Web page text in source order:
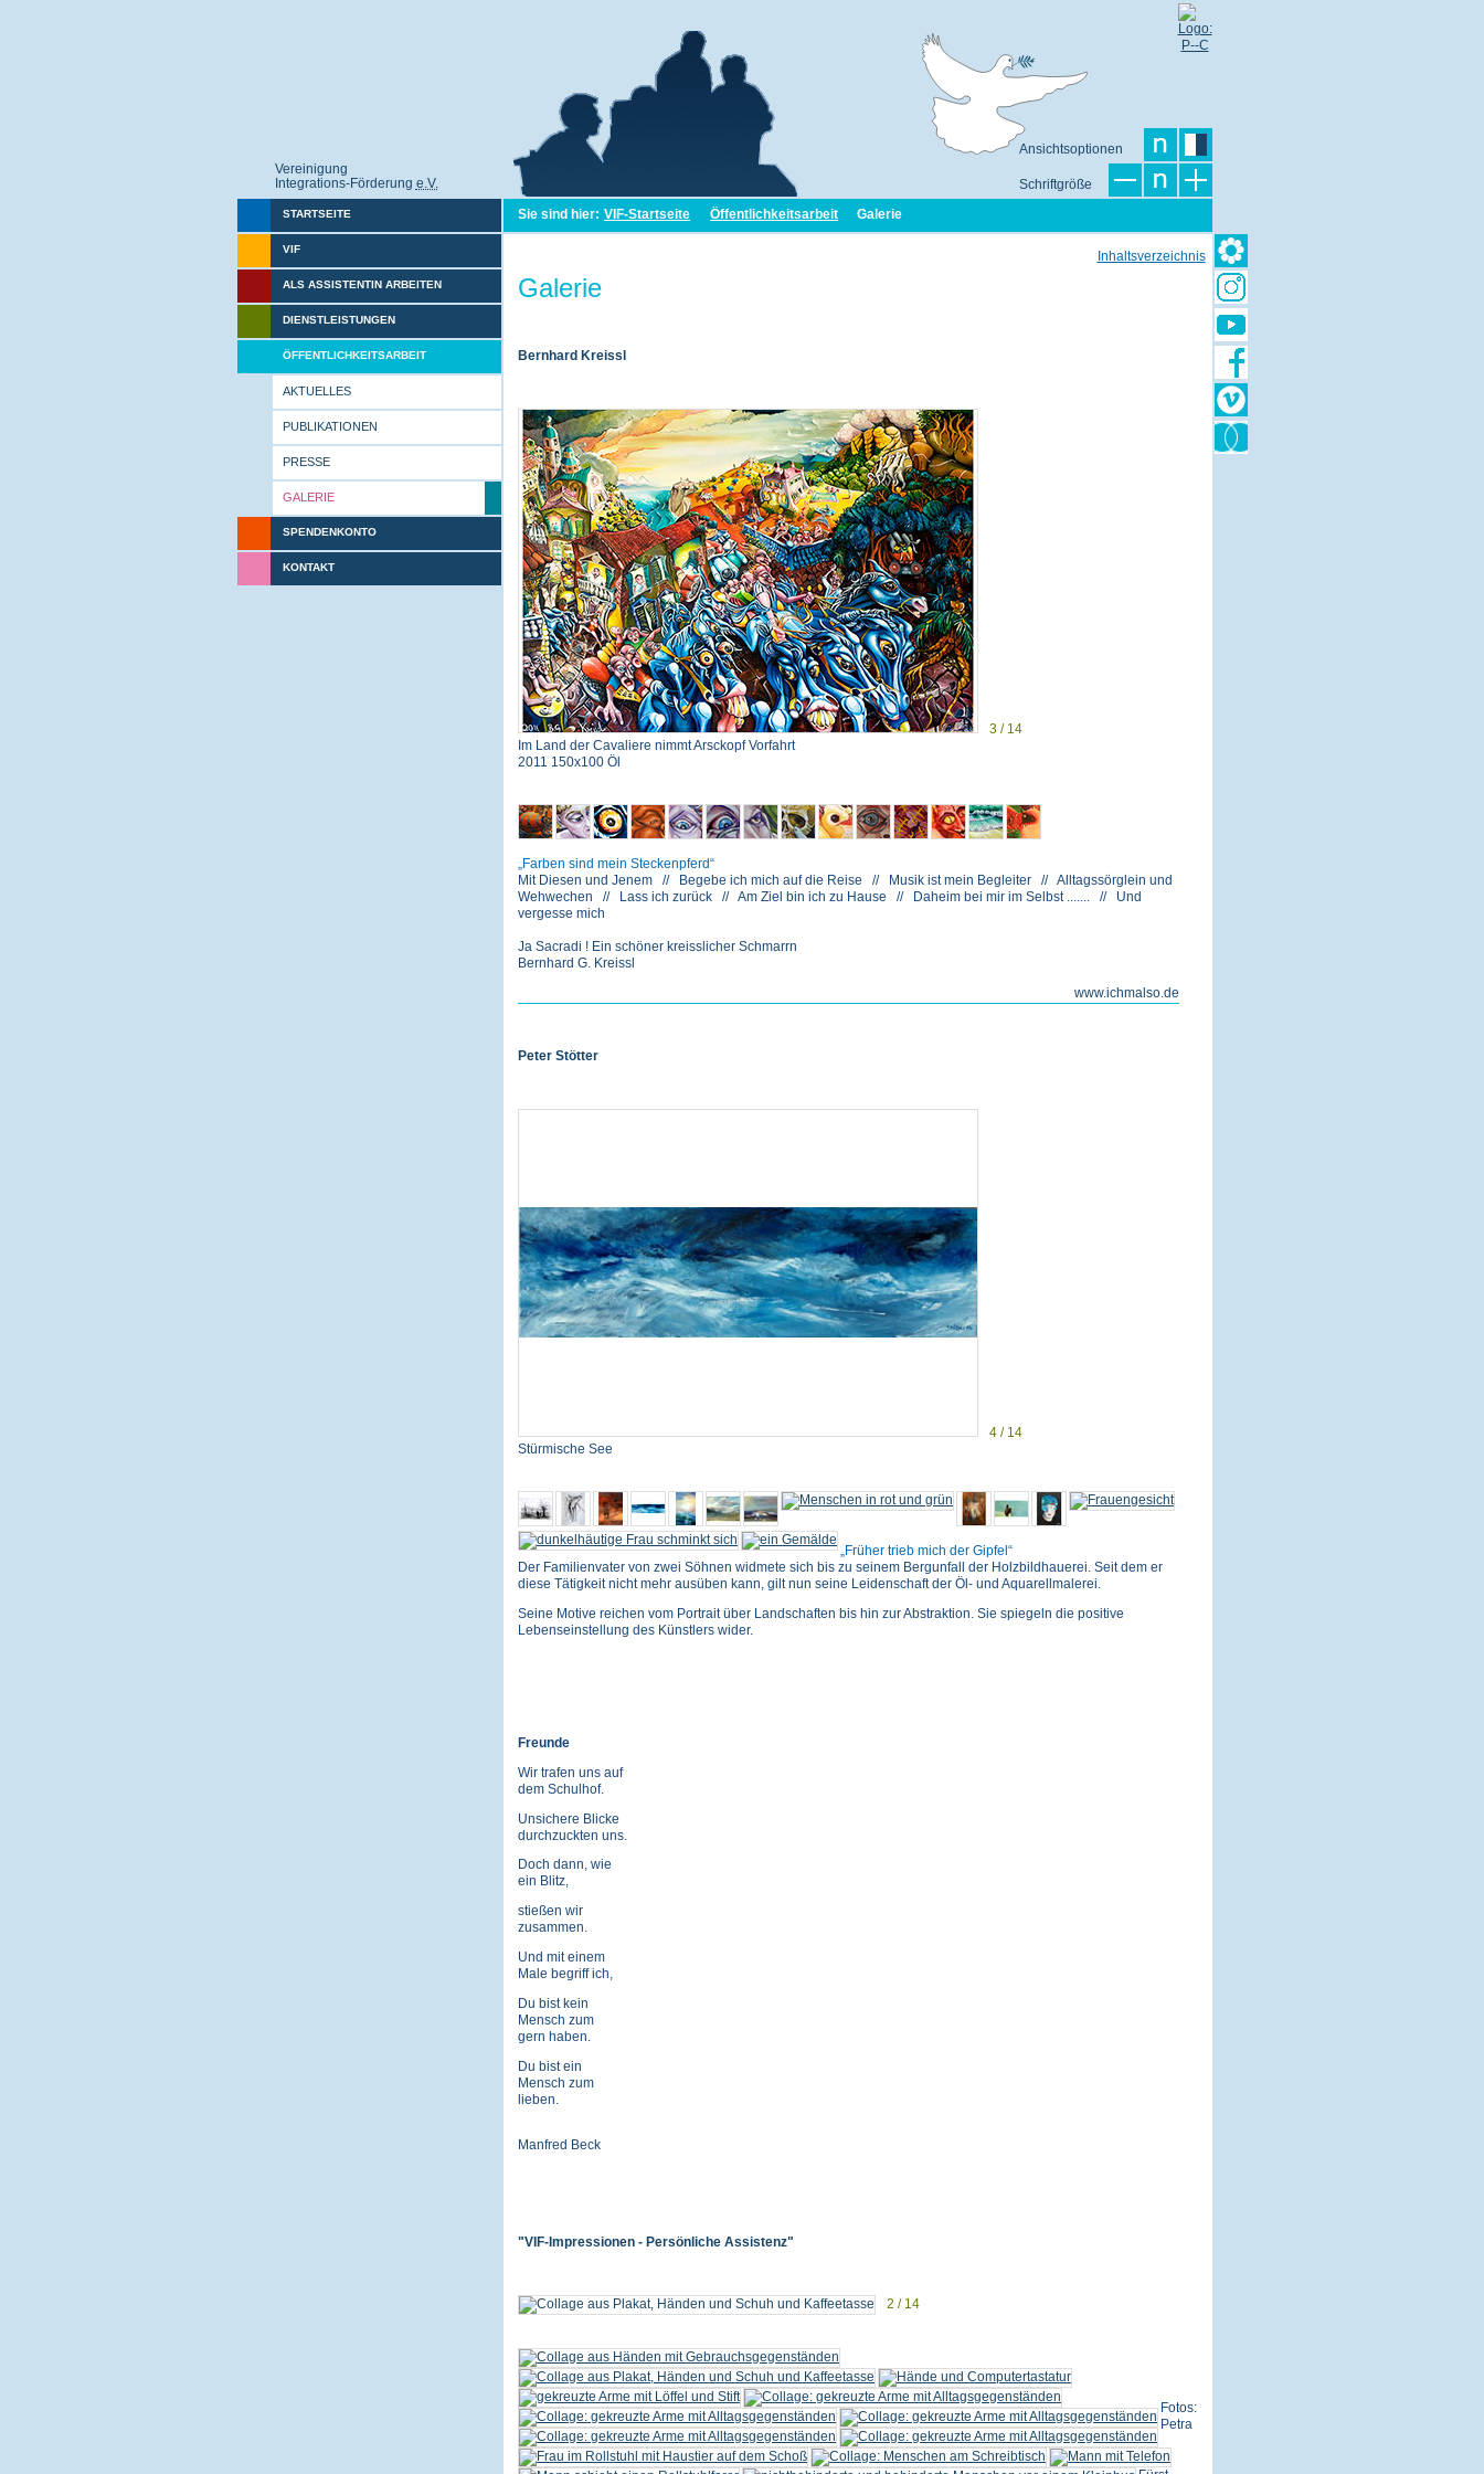
Vereinigung
Integrations-Förderung e.V.
Ansichtsoptionen
Schriftgröße
STARTSEITE
VIF
ALS ASSISTENTIN ARBEITEN
DIENSTLEISTUNGEN
ÖFFENTLICHKEITSARBEIT
AKTUELLES
PUBLIKATIONEN
PRESSE
GALERIE
SPENDENKONTO
KONTAKT
Sie sind hier: VIF-Startseite Öffentlichkeitsarbeit Galerie
Inhaltsverzeichnis
Galerie
Bernhard Kreissl
3 / 14
Im Land der Cavaliere nimmt Arsckopf Vorfahrt
2011 150x100 Öl
Farben sind mein Steckenpferd
Mit Diesen und Jenem // Begebe ich mich auf die Reise // Musik ist mein Begleiter // Alltagssörglein und
Wehwechen // Lass ich zurück // Am Ziel bin ich zu Hause // Daheim bei mir im Selbst ....... // Und
vergesse mich
Ja Sacradi ! Ein schöner kreisslicher Schmarrn
Bernhard G. Kreissl
www.ichmalso.de
Peter Stötter
4 / 14
Stürmische See
Früher trieb mich der Gipfel
Der Familienvater von zwei Söhnen widmete sich bis zu seinem Bergunfall der Holzbildhauerei. Seit dem er
diese Tätigkeit nicht mehr ausüben kann, gilt nun seine Leidenschaft der Öl- und Aquarellmalerei.
Seine Motive reichen vom Portrait über Landschaften bis hin zur Abstraktion. Sie spiegeln die positive
Lebenseinstellung des Künstlers wider.
Freunde
Wir trafen uns auf
dem Schulhof.
Unsichere Blicke
durchzuckten uns.
Doch dann, wie
ein Blitz,
stießen wir
zusammen.
Und mit einem
Male begriff ich,
Du bist kein
Mensch zum
gern haben.
Du bist ein
Mensch zum
lieben.
Manfred Beck
"VIF-Impressionen - Persönliche Assistenz"
2 / 14
Fotos:
Petra